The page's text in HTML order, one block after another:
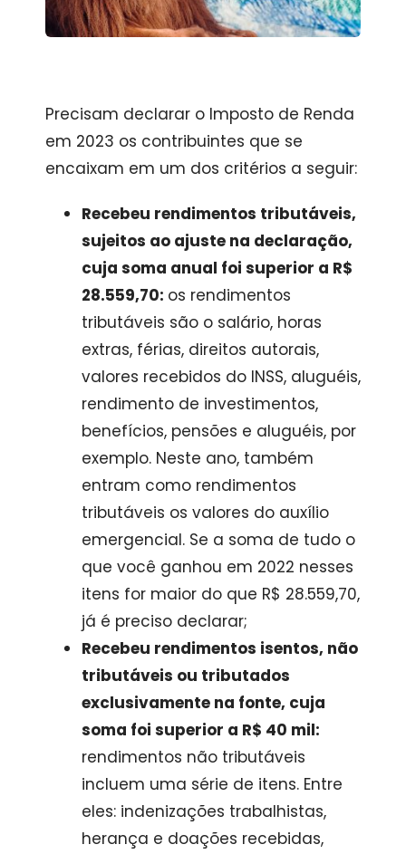
Precisam declarar o Imposto de Renda
em 2023 os contribuintes que se
encaixam em um dos critérios a seguir:
Recebeu rendimentos tributáveis,
sujeitos ao ajuste na declaração,
cuja soma anual foi superior a R$
28.559,70: os rendimentos
tributáveis são o salário, horas
extras, férias, direitos autorais,
valores recebidos do INSS, aluguéis,
rendimento de investimentos,
benefícios, pensões e aluguéis, por
exemplo. Neste ano, também
entram como rendimentos
tributáveis os valores do auxílio
emergencial. Se a soma de tudo o
que você ganhou em 2022 nesses
itens for maior do que R$ 28.559,70,
já é preciso declarar;
Recebeu rendimentos isentos, não
tributáveis ou tributados
exclusivamente na fonte, cuja
soma foi superior a R$ 40 mil:
rendimentos não tributáveis
incluem uma série de itens. Entre
eles: indenizações trabalhistas,
herança e doações recebidas,